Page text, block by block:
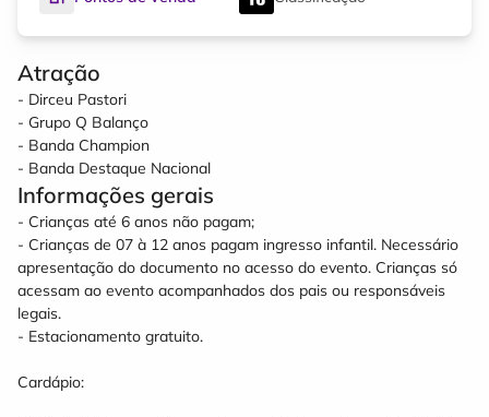
Atração
- Dirceu Pastori
- Grupo Q Balanço
- Banda Champion
- Banda Destaque Nacional
Informações gerais
- Crianças até 6 anos não pagam;
- Crianças de 07 à 12 anos pagam ingresso infantil. Necessário
apresentação do documento no acesso do evento. Crianças só
acessam ao evento acompanhados dos pais ou responsáveis
legais.
- Estacionamento gratuito.
Cardápio: